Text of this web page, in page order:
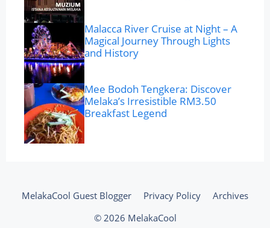
Malacca River Cruise at Night – A
Magical Journey Through Lights
and History
Mee Bodoh Tengkera: Discover
Melaka’s Irresistible RM3.50
Breakfast Legend
MelakaCool Guest Blogger Privacy Policy
Archives
© 2026 MelakaCool